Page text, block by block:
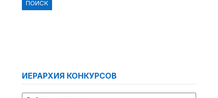
ИЕРАРХИЯ КОНКУРСОВ